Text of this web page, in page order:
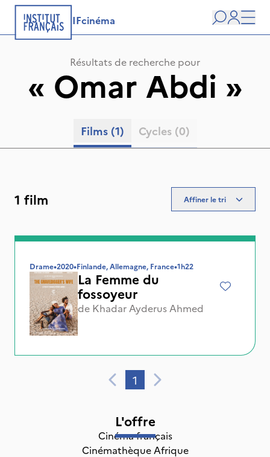
IFcinéma
user
Résultats de recherche pour
« Omar Abdi »
Films (1) Cycles (0)
1 film Affiner le tri
Drame•2020•Finlande, Allemagne, France•1h22
La Femme du
fossoyeur
de Khadar Ayderus Ahmed
1
L'offre
Cinéma français
Cinémathèque Afrique